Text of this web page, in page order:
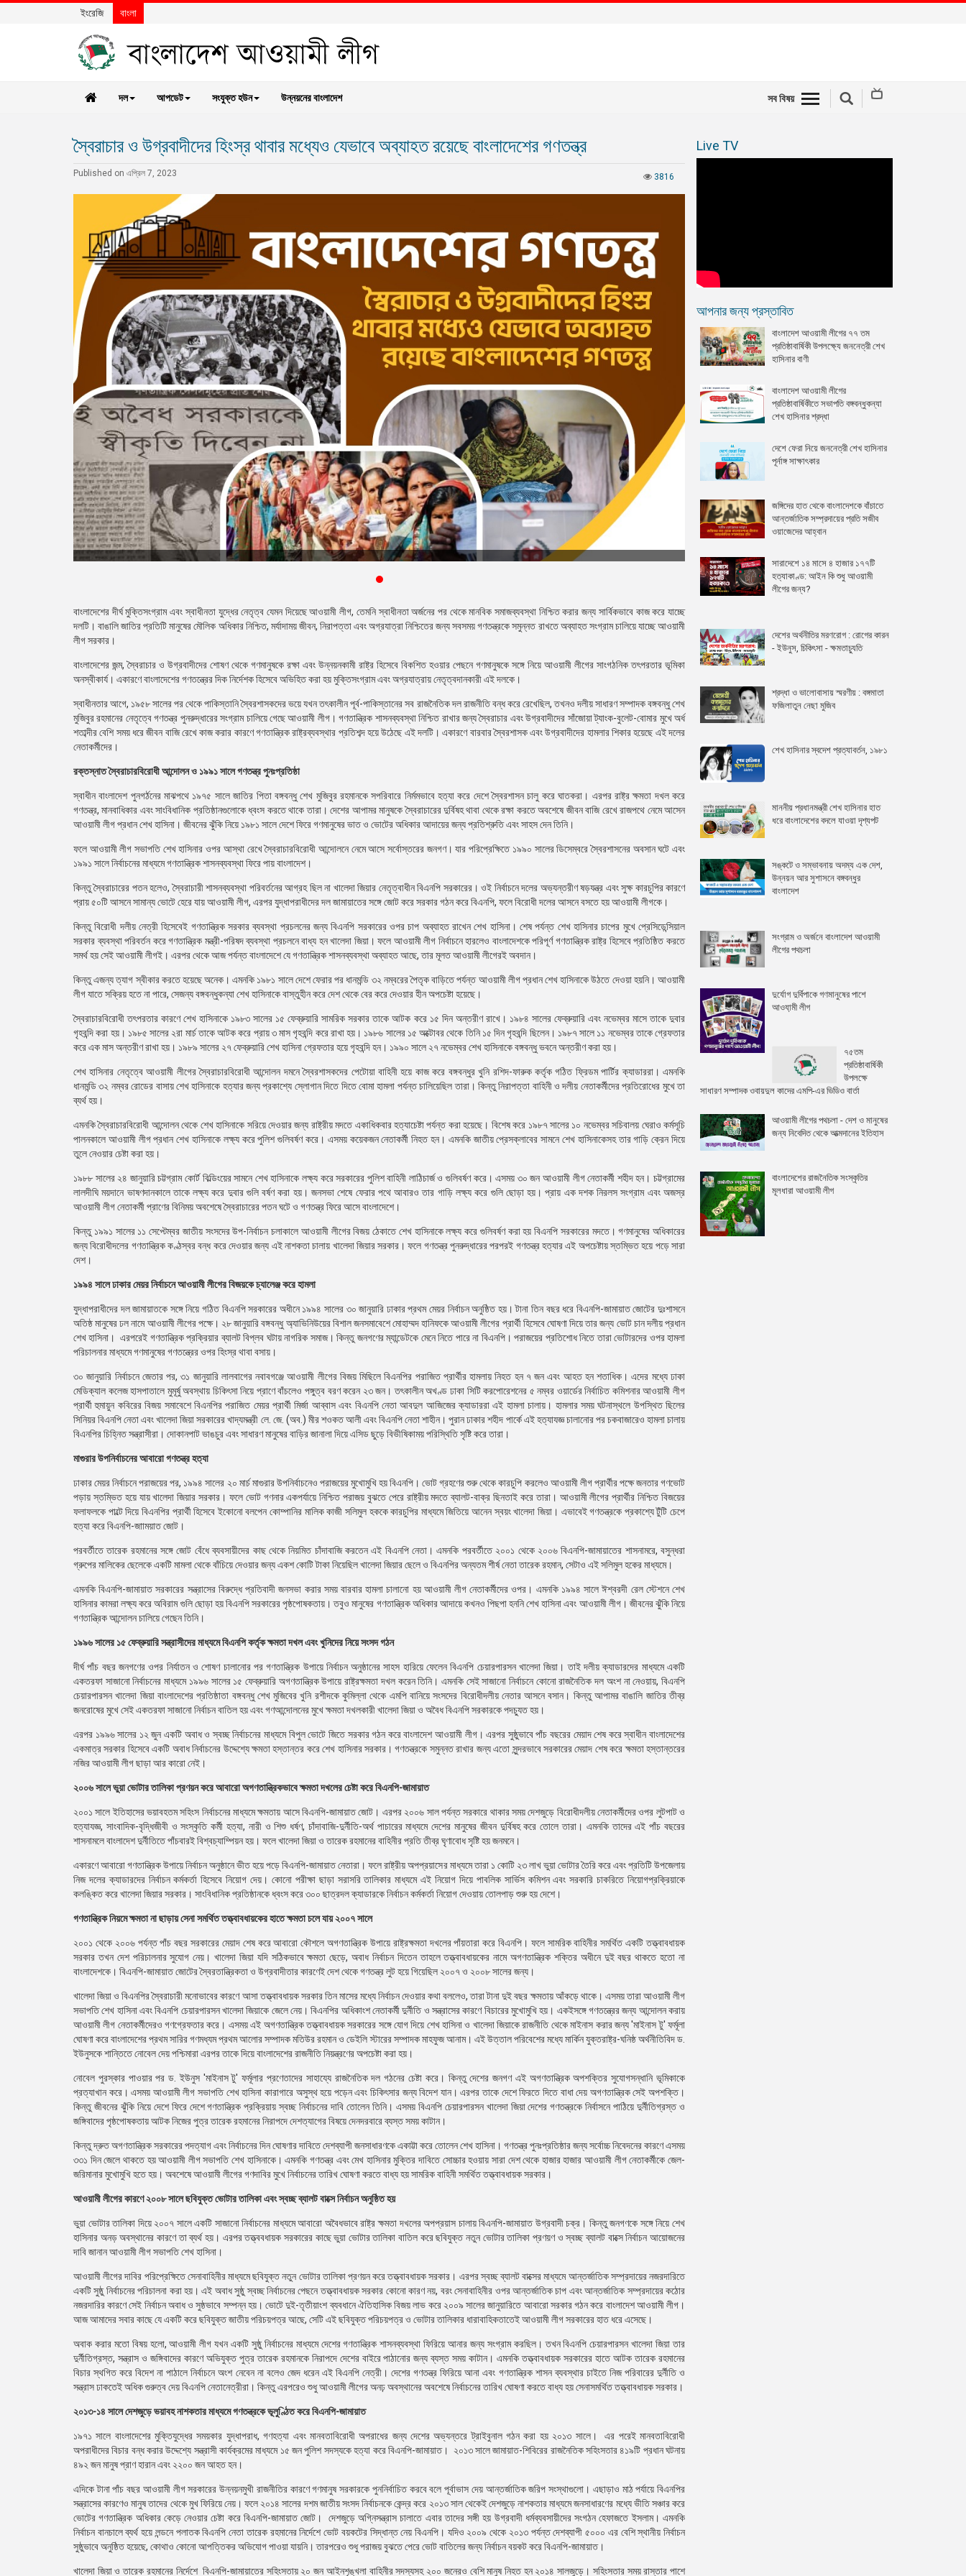
ইংরেজি বাংলা
দল আপডেট সংযুক্ত হউন উন্নয়নের বাংলাদেশ সব বিষয়
স্বৈরাচার ও উগ্রবাদীদের হিংস্র থাবার মধ্যেও যেভাবে অব্যাহত রয়েছে বাংলাদেশের গণতন্ত্র
3816
Published on এপ্রিল 7, 2023
বাংলাদেশের দীর্ঘ মুক্তিসংগ্রাম এবং স্বাধীনতা যুদ্ধের নেতৃত্ব যেমন দিয়েছে আওয়ামী লীগ, তেমনি স্বাধীনতা অর্জনের পর থেকে মানবিক সমাজব্যবস্থা নিশ্চিত করার জন্য সার্বিকভাবে কাজ করে যাচ্ছে
দলটি। বাঙালি জাতির প্রতিটি মানুষের মৌলিক অধিকার নিশ্চিত, মর্যাদাময় জীবন, নিরাপত্তা এবং অগ্রযাত্রা নিশ্চিতের জন্য সবসময় গণতন্ত্রকে সমুন্নত রাখতে অব্যাহত সংগ্রাম চালিয়ে যাচ্ছে আওয়ামী
লীগ সরকার।
বাংলাদেশের জন্ম, স্বৈরাচার ও উগ্রবাদীদের শোষণ থেকে গণমানুষকে রক্ষা এবং উন্নয়নকামী রাষ্ট্র হিসেবে বিকশিত হওয়ার পেছনে গণমানুষকে সঙ্গে নিয়ে আওয়ামী লীগের সাংগঠনিক তৎপরতার ভূমিকা
অনস্বীকার্য। একারণে বাংলাদেশের গণতন্ত্রের দিক নির্দেশক হিসেবে অভিহিত করা হয় মুক্তিসংগ্রাম এবং অগ্রযাত্রায় নেতৃত্বদানকারী এই দলকে।
স্বাধীনতার আগে, ১৯৫৮ সালের পর থেকে পাকিস্তানি স্বৈরশাসকদের ভয়ে যখন তৎকালীন পূর্ব-পাকিস্তানের সব রাজনৈতিক দল রাজনীতি বন্ধ করে রেখেছিল, তখনও দলীয় সাধারণ সম্পাদক বঙ্গবন্ধু শেখ
মুজিবুর রহমানের নেতৃত্বে গণতন্ত্র পুনরুদ্ধারের সংগ্রাম চালিয়ে গেছে আওয়ামী লীগ। গণতান্ত্রিক শাসনব্যবস্থা নিশ্চিত রাখার জন্য স্বৈরাচার এবং উগ্রবাদীদের সাঁজোয়া ট্যাংক-বুলেট-বোমার মুখে অর্ধ
শতাব্দীর বেশি সময় ধরে জীবন বাজি রেখে কাজ করার কারণে গণতান্ত্রিক রাষ্ট্রব্যবস্থার প্রতিশব্দ হয়ে উঠেছে এই দলটি। একারণে বারবার স্বৈরশাসক এবং উগ্রবাদীদের হামলার শিকার হয়েছে এই দলের
নেতাকর্মীদের।
রক্তস্নাত স্বৈরাচারবিরোধী আন্দোলন ও ১৯৯১ সালে গণতন্ত্র পুনঃপ্রতিষ্ঠা
স্বাধীন বাংলাদেশ পুনগর্ঠনের মাঝপথে ১৯৭৫ সালে জাতির পিতা বঙ্গবন্ধু শেখ মুজিবুর রহমানকে সপরিবারে নির্মমভাবে হত্যা করে দেশে স্বৈরশাসন চালু করে ঘাতকরা। এরপর রাষ্ট্র ক্ষমতা দখল করে
গণতন্ত্র, মানবাধিকার এবং সাংবিধানিক প্রতিষ্ঠানগুলোকে ধ্বংস করতে থাকে তারা। দেশের আপামর মানুষকে স্বৈরাচারের দুর্বিষহ থাবা থেকে রক্ষা করতে অবশেষে জীবন বাজি রেখে রাজপথে নেমে আসেন
আওয়ামী লীগ প্রধান শেখ হাসিনা। জীবনের ঝুঁকি নিয়ে ১৯৮১ সালে দেশে ফিরে গণমানুষের ভাত ও ভোটের অধিকার আদায়ের জন্য প্রতিশ্রুতি এবং সাহস দেন তিনি।
ফলে আওয়ামী লীগ সভাপতি শেখ হাসিনার ওপর আস্থা রেখে স্বৈরাচারবিরোধী আন্দোলনে নেমে আসে সর্বোস্তরের জনগণ। যার পরিপ্রেক্ষিতে ১৯৯০ সালের ডিসেম্বরে স্বৈরশাসনের অবসান ঘটে এবং
১৯৯১ সালে নির্বাচনের মাধ্যমে গণতান্ত্রিক শাসনব্যবস্থা ফিরে পায় বাংলাদেশ।
কিন্তু স্বৈরাচারের পতন হলেও, স্বৈরাচারী শাসনব্যবস্থা পরিবর্তনের আগ্রহ ছিল না খালেদা জিয়ার নেতৃত্বাধীন বিএনপি সরকারের। ওই নির্বাচনে দলের অভ্যন্তরীণ ষড়যন্ত্র এবং সুক্ষ কারচুপির কারণে
প্রায় ৫০টি আসনে সামান্য ভোটে হেরে যায় আওয়ামী লীগ, এরপর যুদ্ধাপরাধীদের দল জামায়াতের সঙ্গে জোট করে সরকার গঠন করে বিএনপি, ফলে বিরোধী দলের আসনে বসতে হয় আওয়ামী লীগকে।
কিন্তু বিরোধী দলীয় নেত্রী হিসেবেই গণতান্ত্রিক সরকার ব্যবস্থা প্রচলনের জন্য বিএনপি সরকারের ওপর চাপ অব্যাহত রাখেন শেখ হাসিনা। শেষ পর্যন্ত শেখ হাসিনার চাপের মুখে প্রেসিডেন্সিয়াল
সরকার ব্যবস্থা পরিবর্তন করে গণতান্ত্রিক মন্ত্রী-পরিষদ ব্যবস্থা প্রচলনে বাধ্য হন খালেদা জিয়া। ফলে আওয়ামী লীগ নির্বাচনে হারলেও বাংলাদেশকে পরিপূর্ণ গণতান্ত্রিক রাষ্ট্র হিসেবে প্রতিষ্ঠিত করতে
সমর্থ হয় সেই আওয়ামী লীগই। এরপর থেকে আজ পর্যন্ত বাংলাদেশে যে গণতান্ত্রিক শাসনব্যবস্থা অব্যাহত আছে, তার মূলত আওয়ামী লীগেরই অবদান।
কিন্তু এজন্য ত্যাগ স্বীকার করতে হয়েছে অনেক। এমনকি ১৯৮১ সালে দেশে ফেরার পর ধানমন্ডি ৩২ নম্বরের পৈতৃক বাড়িতে পর্যন্ত আওয়ামী লীগ প্রধান শেখ হাসিনাকে উঠতে দেওয়া হয়নি। আওয়ামী
লীগ যাতে সক্রিয় হতে না পারে, সেজন্য বঙ্গবন্ধুকন্যা শেখ হাসিনাকে বাস্তুহীন করে দেশ থেকে বের করে দেওয়ার হীন অপচেষ্টা হয়েছে।
স্বৈরাচারবিরোধী তৎপরতার কারণে শেখ হাসিনাকে ১৯৮৩ সালের ১৫ ফেব্রুয়ারি সামরিক সরকার তাকে আটক করে ১৫ দিন অন্তরীণ রাখে। ১৯৮৪ সালের ফেব্রুয়ারি এবং নভেম্বর মাসে তাকে দুবার
গৃহবন্দি করা হয়। ১৯৮৫ সালের ২রা মার্চ তাকে আটক করে প্রায় ৩ মাস গৃহবন্দি করে রাখা হয়। ১৯৮৬ সালের ১৫ অক্টোবর থেকে তিনি ১৫ দিন গৃহবন্দি ছিলেন। ১৯৮৭ সালে ১১ নভেম্বর তাকে গ্রেফতার
করে এক মাস অন্তরীণ রাখা হয়। ১৯৮৯ সালের ২৭ ফেব্রুয়ারি শেখ হাসিনা গ্রেফতার হয়ে গৃহবন্দি হন। ১৯৯০ সালে ২৭ নভেম্বর শেখ হাসিনাকে বঙ্গবন্ধু ভবনে অন্তরীণ করা হয়।
শেখ হাসিনার নেতৃত্বে আওয়ামী লীগের স্বৈরাচারবিরোধী আন্দোলন দমনে স্বৈরশাসকদের পেটোয়া বাহিনী হয়ে কাজ করে বঙ্গবন্ধুর খুনি রশিদ-ফারুক কর্তৃক গঠিত ফ্রিডম পার্টির ক্যাডাররা। এমনকি
ধানমন্ডি ৩২ নম্বর রোডের বাসায় শেখ হাসিনাকে হত্যার জন্য প্রকাশ্যে স্লোগান দিতে দিতে বোমা হামলা পর্যন্ত চালিয়েছিল তারা। কিন্তু নিরাপত্তা বাহিনী ও দলীয় নেতাকর্মীদের প্রতিরোধের মুখে তা
ব্যর্থ হয়।
এমনকি স্বৈরাচারবিরোধী আন্দোলন থেকে শেখ হাসিনাকে সরিয়ে দেওয়ার জন্য রাষ্ট্রীয় মদতে একাধিকবার হত্যাচেষ্টা পর্যন্ত করা হয়েছে। বিশেষ করে ১৯৮৭ সালের ১০ নভেম্বর সচিবালয় ঘেরাও কর্মসূচি
পালনকালে আওয়ামী লীগ প্রধান শেখ হাসিনাকে লক্ষ্য করে পুলিশ গুলিবর্ষণ করে। এসময় কয়েকজন নেতাকর্মী নিহত হন। এমনকি জাতীয় প্রেসক্লাবের সামনে শেখ হাসিনাকেসহ তার গাড়ি ক্রেন দিয়ে
তুলে নেওয়ার চেষ্টা করা হয়।
১৯৮৮ সালের ২৪ জানুয়ারি চট্টগ্রাম কোর্ট বিল্ডিংয়ের সামনে শেখ হাসিনাকে লক্ষ্য করে সরকারের পুলিশ বাহিনী লাঠিচার্জ ও গুলিবর্ষণ করে। এসময় ৩০ জন আওয়ামী লীগ নেতাকর্মী শহীদ হন। চট্টগ্রামের
লালদীঘি ময়দানে ভাষণদানকালে তাকে লক্ষ্য করে দুবার গুলি বর্ষণ করা হয়। জনসভা শেষে ফেরার পথে আবারও তার গাড়ি লক্ষ্য করে গুলি ছোড়া হয়। প্রায় এক দশক নিরলস সংগ্রাম এবং অজস্র
আওয়ামী লীগ নেতাকর্মী প্রাণের বিনিময় অবশেষে স্বৈরাচারের পতন ঘটে ও গণতন্ত্র ফিরে আসে বাংলাদেশে।
কিন্তু ১৯৯১ সালের ১১ সেপ্টেম্বর জাতীয় সংসদের উপ-নির্বাচন চলাকালে আওয়ামী লীগের বিজয় ঠেকাতে শেখ হাসিনাকে লক্ষ্য করে গুলিবর্ষণ করা হয় বিএনপি সরকারের মদতে। গণমানুষের অধিকারের
জন্য বিরোধীদলের গণতান্ত্রিক কণ্ঠস্বর বন্ধ করে দেওয়ার জন্য এই নাশকতা চালায় খালেদা জিয়ার সরকার। ফলে গণতন্ত্র পুনরুদ্ধারের পরপরই গণতন্ত্র হত্যার এই অপচেষ্টায় স্তম্ভিত হয়ে পড়ে সারা
দেশ।
১৯৯৪ সালে ঢাকার মেয়র নির্বাচনে আওয়ামী লীগের বিজয়কে চ্যালেঞ্জ করে হামলা
যুদ্ধাপরাধীদের দল জামায়াতকে সঙ্গে নিয়ে গঠিত বিএনপি সরকারের অধীনে ১৯৯৪ সালের ৩০ জানুয়ারি ঢাকার প্রথম মেয়র নির্বাচন অনুষ্ঠিত হয়। টানা তিন বছর ধরে বিএনপি-জামায়াত জোটের দুঃশাসনে
অতিষ্ঠ মানুষের ঢল নামে আওয়ামী লীগের পক্ষে। ২৮ জানুয়ারি বঙ্গবন্ধু অ্যাভিনিউয়ের বিশাল জনসমাবেশে মোহাম্মদ হানিফকে আওয়ামী লীগের প্রার্থী হিসেবে ঘোষণা দিয়ে তার জন্য ভোট চান দলীয় প্রধান
শেখ হাসিনা। এরপরেই গণতান্ত্রিক প্রক্রিয়ার ব্যালট বিপ্লব ঘটায় নাগরিক সমাজ। কিন্তু জনগণের ম্যান্ডেটকে মেনে নিতে পারে না বিএনপি। পরাজয়ের প্রতিশোধ নিতে তারা ভোটারদের ওপর হামলা
পরিচালনার মাধ্যমে গণমানুষের গণতন্ত্রের ওপর হিংস্র থাবা বসায়।
৩০ জানুয়ারি নির্বাচনে জেতার পর, ৩১ জানুয়ারি লালবাগের নবাবগঞ্জে আওয়ামী লীগের বিজয় মিছিলে বিএনপির পরাজিত প্রার্থীর হামলায় নিহত হন ৭ জন এবং আহত হন শতাধিক। এদের মধ্যে ঢাকা
মেডিক্যাল কলেজ হাসপাতালে মুমূর্ষু অবস্থায় চিকিৎসা নিয়ে প্রাণে বাঁচলেও পঙ্গুত্ব বরণ করেন ২৩ জন। তৎকালীন অখণ্ড ঢাকা সিটি করপোরেশনের ৫ নম্বর ওয়ার্ডের নির্বাচিত কমিশনার আওয়ামী লীগ
প্রার্থী হুমায়ুন কবিরের বিজয় সমাবেশে বিএনপির পরাজিত মেয়র প্রার্থী মির্জা আব্বাস এবং বিএনপি নেতা আবদুল আজিজের ক্যাডাররা এই হামলা চালায়। হামলার সময় ঘটনাস্থলে উপস্থিত ছিলের
সিনিয়র বিএনপি নেতা এবং খালেদা জিয়া সরকারের খাদ্যমন্ত্রী লে. জে. (অব.) মীর শওকত আলী এবং বিএনপি নেতা শাহীন। পুরান ঢাকার শহীদ পার্কে এই হত্যাযজ্ঞ চালানোর পর চকবাজারেও হামলা চালায়
বিএনপির চিহ্নিত সন্ত্রাসীরা। দোকানপাট ভাঙচুর এবং সাধারণ মানুষের বাড়ির জানালা দিয়ে এসিড ছুড়ে বিভীষিকাময় পরিস্থিতি সৃষ্টি করে তারা।
মাগুরার উপনির্বাচনের আবারো গণতন্ত্র হত্যা
ঢাকার মেয়র নির্বাচনে পরাজয়ের পর, ১৯৯৪ সালের ২০ মার্চ মাগুরার উপনির্বাচনেও পরাজয়ের মুখোমুখি হয় বিএনপি। ভোট গ্রহণের শুরু থেকে কারচুপি করলেও আওয়ামী লীগ প্রার্থীর পক্ষে জনতার গণভোট
পড়ায় স্তম্ভিত হয়ে যায় খালেদা জিয়ার সরকার। ফলে ভোট গণনার একপর্যায়ে নিশ্চিত পরাজয় বুঝতে পেরে রাষ্ট্রীয় মদতে ব্যালট-বাক্র ছিনতাই করে তারা। আওয়ামী লীগের প্রার্থীর নিশ্চিত বিজয়ের
ফলাফলকে পাল্টে দিয়ে বিএনপির প্রার্থী হিসেবে ইকোনো বলপেন কোম্পানির মালিক কাজী সলিমুল হককে কারচুপির মাধ্যমে জিতিয়ে আনেন স্বয়ং খালেদা জিয়া। এভাবেই গণতন্ত্রকে প্রকাশ্যে টুঁটি চেপে
হত্যা করে বিএনপি-জাাময়াত জোট।
পরবর্তীতে তারেক রহমানের সঙ্গে জোট বেঁধে ব্যবসায়ীদের কাছ থেকে নিয়মিত চাঁদাবাজি করতেন এই বিএনপি নেতা। এমনকি পরবর্তীতে ২০০১ থেকে ২০০৬ বিএনপি-জামায়াতের শাসনামরে, বসুন্ধরা
গ্রুপের মালিকের ছেলেকে একটি মামলা থেকে বাঁচিয়ে দেওয়ার জন্য একশ কোটি টাকা নিয়েছিল খালেদা জিয়ার ছেলে ও বিএনপির অন্যতম শীর্ষ নেতা তারেক রহমান, সেটাও এই সলিমুল হকের মাধ্যমে।
এমনকি বিএনপি-জামায়াত সরকারের সন্ত্রাসের বিরুদ্ধে প্রতিবাদী জনসভা করার সময় বারবার হামলা চালানো হয় আওয়ামী লীগ নেতাকর্মীদের ওপর। এমনকি ১৯৯৪ সালে ঈশ্বরদী রেল স্টেশনে শেখ
হাসিনার কামরা লক্ষ্য করে অবিরাম গুলি ছোড়া হয় বিএনপি সরকারের পৃষ্ঠপোষকতায়। তবুও মানুষের গণতান্ত্রিক অধিকার আদায়ে কখনও পিছপা হননি শেখ হাসিনা এবং আওয়ামী লীগ। জীবনের ঝুঁকি নিয়ে
গণতান্ত্রিক আন্দোলন চালিয়ে গেছেন তিনি।
১৯৯৬ সালের ১৫ ফেব্রুয়ারি সন্ত্রাসীদের মাধ্যমে বিএনপি কর্তৃক ক্ষমতা দখল এবং খুনিদের নিয়ে সংসদ গঠন
দীর্ঘ পাঁচ বছর জনগণের ওপর নির্যাতন ও শোষণ চালানোর পর গণতান্ত্রিক উপায়ে নির্বাচন অনুষ্ঠানের সাহস হারিয়ে ফেলেন বিএনপি চেয়ারপারসন খালেদা জিয়া। তাই দলীয় ক্যাডারদের মাধ্যমে একটি
একতরফা সাজানো নির্বাচনের মাধ্যমে ১৯৯৬ সালের ১৫ ফেব্রুয়ারি অগণতান্ত্রিক উপায়ে রাষ্ট্রক্ষমতা দখল করেন তিনি। এমনকি সেই সাজানো নির্বাচনে কোনো রাজনৈতিক দল অংশ না নেওয়ায়, বিএনপি
চেয়ারপারসন খালেদা জিয়া বাংলাদেশের প্রতিষ্ঠাতা বঙ্গবন্ধু শেখ মুজিবের খুনি রশীদকে কুমিল্লা থেকে এমপি বানিয়ে সংসদের বিরোধীদলীয় নেতার আসনে বসান। কিন্তু আপামর বাঙালি জাতির তীব্র
জনরোষের মুখে সেই একতরফা সাজানো নির্বাচন বাতিল হয় এবং গণআন্দোলনের মুখে ক্ষমতা দখলকারী খালেদা জিয়া ও অবৈধ বিএনপি সরকারকে পদচ্যুত হয়।
এরপর ১৯৯৬ সালের ১২ জুন একটি অবাধ ও স্বচ্ছ নির্বাচনের মাধ্যমে বিপুল ভোটে জিতে সরকার গঠন করে বাংলাদেশ আওয়ামী লীগ। এরপর সুষ্ঠুভাবে পাঁচ বছরের মেয়াদ শেষ করে স্বাধীন বাংলাদেশের
একমাত্র সরকার হিসেবে একটি অবাধ নির্বাচনের উদ্দেশ্যে ক্ষমতা হস্তান্তর করে শেখ হাসিনার সরকার। গণতন্ত্রকে সমুন্নত রাখার জন্য এতো সুন্দরভাবে সরকারের মেয়াদ শেষ করে ক্ষমতা হস্তান্তরের
নজির আওয়ামী লীগ ছাড়া আর কারো নেই।
২০০৬ সালে ভুয়া ভোটার তালিকা প্রণয়ন করে আবারো অগণতান্ত্রিকভাবে ক্ষমতা দখলের চেষ্টা করে বিএনপি-জামায়াত
২০০১ সালে ইতিহাসের ভয়াবহতম সহিংস নির্বাচনের মাধ্যমে ক্ষমতায় আসে বিএনপি-জামায়াত জোট। এরপর ২০০৬ সাল পর্যন্ত সরকারে থাকার সময় দেশজুড়ে বিরোধীদলীয় নেতাকর্মীদের ওপর লুটপাট ও
হত্যাযজ্ঞ, সাংবাদিক-বৃদ্ধিজীবী ও সংস্কৃতি কর্মী হত্যা, নারী ও শিশু ধর্ষণ, চাঁদাবাজি-দুর্নীতি-অর্থ পাচারের মাধ্যমে দেশের মানুষের জীবন দুর্বিষহ করে তোলে তারা। এমনকি তাদের এই পাঁচ বছরের
শাসনামলে বাংলাদেশ দুর্নীতিতে পাঁচবারই বিশ্বচ্যাম্পিয়ন হয়। ফলে খালেদা জিয়া ও তারেক রহমানের বাহিনীর প্রতি তীব্র ঘৃণাবোধ সৃষ্টি হয় জনমনে।
একারণে আবারো গণতান্ত্রিক উপায়ে নির্বাচন অনুষ্ঠানে ভীত হয়ে পড়ে বিএনপি-জামায়াত নেতারা। ফলে রাষ্ট্রীয় অপপ্রয়াসের মাধ্যমে তারা ১ কোটি ২৩ লাখ ভুয়া ভোটার তৈরি করে এবং প্রতিটি উপজেলায়
নিজ দলের ক্যাডারদের নির্বাচন কর্মকর্তা হিসেবে নিয়োগ দেয়। কোনো পরীক্ষা ছাড়া সরাসরি তালিকার মাধ্যমে এই নিয়োগ দিয়ে পাবলিক সার্ভিস কমিশন এবং সরকারি চাকরিতে নিয়োগপ্রক্রিয়াকে
কলঙ্কিত করে খালেদা জিয়ার সরকার। সাংবিধানিক প্রতিষ্ঠানকে ধ্বংস করে ৩০০ ছাত্রদল ক্যাডারকে নির্বাচন কর্মকর্তা নিয়োগ দেওয়ায় তোলপাড় শুরু হয় দেশে।
গণতান্ত্রিক নিয়মে ক্ষমতা না ছাড়ায় সেনা সমর্থিত তত্ত্বাবধায়কের হাতে ক্ষমতা চলে যায় ২০০৭ সালে
২০০১ থেকে ২০০৬ পর্যন্ত পাঁচ বছর সরকারের মেয়াদ শেষ করে আবারো কৌশলে অগণতান্ত্রিক উপায়ে রাষ্ট্রক্ষমতা দখলের পাঁয়তারা করে বিএনপি। ফলে সামরিক বাহিনীর সমর্থিত একটি তত্ত্বাবধায়ক
সরকার তখন দেশ পরিচালনার সুযোগ নেয়। খালেদা জিয়া যদি সঠিকভাবে ক্ষমতা ছেড়ে, অবাধ নির্বাচন দিতেন তাহলে তত্ত্বাবধায়কের নামে অগণতান্ত্রিক শক্তির অধীনে দুই বছর থাকতে হতো না
বাংলাদেশকে। বিএনপি-জামায়াত জোটের স্বৈরতান্ত্রিকতা ও উগ্রবাদীতার কারণেই দেশ থেকে গণতন্ত্র লুট হয়ে গিয়েছিল ২০০৭ ও ২০০৮ সালের জন্য।
খালেদা জিয়া ও বিএনপির স্বৈরাচারী মনোভাবের কারণে আসা তত্ত্বাবধায়ক সরকার তিন মাসের মধ্যে নির্বাচন দেওয়ার কথা বললেও, তারা টানা দুই বছর ক্ষমতায় আঁকড়ে থাকে। এসময় তারা আওয়ামী লীগ
সভাপতি শেখ হাসিনা এবং বিএনপি চেয়ারপারসন খালেদা জিয়াকে জেলে নেয়। বিএনপির অধিকাংশ নেতাকর্মী দুর্নীতি ও সন্ত্রাসের কারণে বিচারের মুখোমুখি হয়। একইসঙ্গে গণতন্ত্রের জন্য আন্দোলন করায়
আওয়ামী লীগ নেতাকর্মীদেরও গণগ্রেফতার করে। এসময় এই অগণতান্ত্রিক তত্ত্বাবধায়ক সরকারের সঙ্গে যোগ দিয়ে শেখ হাসিনা ও খালেদা জিয়াকে রাজনীতি থেকে মাইনাস করার জন্য 'মাইনাস টু' ফর্মূলা
ঘোষণা করে বাংলাদেশের প্রথম সারির গণমধ্যম প্রথম আলোর সম্পাদক মতিউর রহমান ও ডেইলি স্টারের সম্পাদক মাহফুজ আনাম। এই উত্তাল পরিবেশের মধ্যে মার্কিন যুক্তরাষ্ট্র-ঘনিষ্ঠ অর্থনীতিবিদ ড.
ইউনুসকে শান্তিতে নোবেল দেয় পশ্চিমারা এরপর তাকে দিয়ে বাংলাদেশের রাজনীতি নিয়ন্ত্রণের অপচেষ্টা করা হয়।
নোবেল পুরস্কার পাওয়ার পর ড. ইউনুস 'মাইনাস টু' ফর্মূলার প্রণেতাদের সাহায্যে রাজনৈতিক দল গঠনের চেষ্টা করে। কিন্তু দেশের জনগণ এই অগণতান্ত্রিক অপশক্তির সুযোগসন্ধানি ভূমিকাকে
প্রত্যাখান করে। এসময় আওয়ামী লীগ সভাপতি শেখ হাসিনা কারাগারে অসুস্থ হয়ে পড়েন এবং চিকিৎসার জন্য বিদেশ যান। এরপর তাকে দেশে ফিরতে দিতে বাধা দেয় অগণতান্ত্রিক সেই অপশক্তি।
কিন্তু জীবনের ঝুঁকি নিয়ে দেশে ফিরে দেশে গণতান্ত্রিক প্রক্রিয়ায় স্বচ্ছ নির্বাচনের দাবি তোলেন তিনি। এসময় বিএনপি চেয়ারপারসন খালেদা জিয়া দেশের গণতন্ত্রকে নির্বাসনে পাঠিয়ে দুর্নীতিগ্রস্ত ও
জঙ্গিবাদের পৃষ্ঠপোষকতায় আটক নিজের পুত্র তারেক রহমানের নিরাপদে দেশত্যাগের বিষয়ে দেনদরবারে ব্যস্ত সময় কাটান।
কিন্তু দ্রুত অগণতান্ত্রিক সরকারের পদত্যাগ এবং নির্বাচনের দিন ঘোষণার দাবিতে দেশব্যাপী জনসাধারণকে একাট্টা করে তোলেন শেখ হাসিনা। গণতন্ত্র পুনঃপ্রতিষ্ঠার জন্য সর্বোচ্চ নিবেদনের কারণে এসময়
৩৩১ দিন জেলে থাকতে হয় আওয়ামী লীগ সভাপতি শেখ হাসিনাকে। এমনকি গণতন্ত্র এবং মেখ হাসিনার মুক্তির দাবিতে সোচ্চার হওয়ায় সারা দেশ থেকে হাজার হাজার আওয়ামী লীগ নেতাকর্মীকে জেল-
জরিমানার মুখোমুখি হতে হয়। অবশেষে আওয়ামী লীগের গণদাবির মুখে নির্বাচনের তারিখ ঘোষণা করতে বাধ্য হয় সামরিক বাহিনী সমর্থিত তত্ত্বাবধায়ক সরকার।
আওয়ামী লীগের কারণে ২০০৮ সালে ছবিযুক্ত ভোটার তালিকা এবং স্বচ্ছ ব্যালট বাক্সে নির্বাচন অনুষ্ঠিত হয়
ভুয়া ভোটার তালিকা দিয়ে ২০০৭ সালে একটি সাজানো নির্বাচনের মাধ্যমে আবারো অবৈধভাবে রাষ্ট্র ক্ষমতা দখলের অপপ্রয়াস চালায় বিএনপি-জামায়াত উগ্রবাদী চক্র। কিন্তু জনগণকে সঙ্গে নিয়ে শেখ
হাসিনার অনড় অবস্থানের কারণে তা ব্যর্থ হয়। এরপর তত্ত্ববধায়ক সরকারের কাছে ভুয়া ভোটার তালিকা বাতিল করে ছবিযুক্ত নতুন ভোটার তালিকা প্রণয়ণ ও স্বচ্ছ ব্যালট বাক্সে নির্বাচন আয়োজনের
দাবি জানান আওয়ামী লীগ সভাপতি শেখ হাসিনা।
আওয়ামী লীগের দাবির পরিপ্রেক্ষিতে সেনাবাহিনীর মাধ্যমে ছবিযুক্ত নতুন ভোটার তালিকা প্রণয়ন করে তত্ত্বাবধায়ক সরকার। এরপর স্বচ্ছ ব্যালট বাক্সের মাধ্যমে আন্তর্জাতিক সম্প্রদায়ের নজরদারিতে
একটি সুষ্ঠু নির্বাচনের পরিচালনা করা হয়। এই অবাধ সুষ্ঠু স্বচ্ছ নির্বাচনের পেছনে তত্ত্বাবধায়ক সরকার কোনো কারণ নয়, বরং সেনাবাহিনীর ওপর আন্তর্জাতিক চাপ এবং আন্তর্জাতিক সম্প্রদায়ের কঠোর
নজরদারির কারণে সেই নির্বাচন অবাধ ও সুষ্ঠভাবে সম্পন্ন হয়। ভোটে দুই-তৃতীয়াংশ ব্যবধানে ঐতিহাসিক বিজয় লাভ করে ২০০৯ সালের জানুয়ারিতে আবারো সরকার গঠন করে বাংলাদেশ আওয়ামী লীগ।
আজ আমাদের সবার কাছে যে একটি করে ছবিযুক্ত জাতীয় পরিচয়পত্র আছে, সেটি এই ছবিযুক্ত পরিচয়পত্র ও ভোটার তালিকার ধারাবাহিকতাতেই আওয়ামী লীগ সরকারের হাত ধরে এসেছে।
অবাক করার মতো বিষয় হলো, আওয়ামী লীগ যখন একটি সুষ্ঠু নির্বাচনের মাধ্যমে দেশের গণতান্ত্রিক শাসনব্যবস্থা ফিরিয়ে আনার জন্য সংগ্রাম করছিল। তখন বিএনপি চেয়ারপারসন খালেদা জিয়া তার
দুর্নীতিগ্রস্ত, সন্ত্রাস ও জঙ্গিবাদের কারণে অভিযুক্ত পুত্র তারেক রহমানকে নিরাপদে দেশের বাইরে পাঠানোর জন্য ব্যস্ত সময় কাটান। এমনকি তত্ত্বাবধায়ক সরকারের হাতে আটক তারেক রহমানের
বিচার স্থগিত করে বিদেশ না পাঠালে নির্বাচনে অংশ নেবেন না বলেও জেদ ধরেন এই বিএনপি নেত্রী। দেশের গণতন্ত্র ফিরিয়ে আনা এবং গণতান্ত্রিক শাসন ব্যবস্থার চাইতে নিজ পরিবারের দুর্নীতি ও
সন্ত্রাস ঢাকতেই অধিক গুরুত্ব দেয় বিএনপি নেতানেত্রীরা। কিন্তু এরপরেও শুধু আওয়ামী লীগের অনঢ় অবস্থানের অবশেষে নির্বাচনের তারিখ ঘোষণা করতে বাধ্য হয় সেনাসমর্থিত তত্ত্বাবধায়ক সরকার।
২০১৩-১৪ সালে দেশজুড়ে ভয়াবহ নাশকতার মাধ্যমে গণতন্ত্রকে ভূলুণ্ঠিত করে বিএনপি-জামায়াত
১৯৭১ সালে বাংলাদেশের মুক্তিযুদ্ধের সময়কার যুদ্ধাপরাধ, গণহত্যা এবং মানবতাবিরোধী অপরাধের জন্য দেশের অভ্যন্তরে ট্রাইবুনাল গঠন করা হয় ২০১৩ সালে। এর পরেই মানবতাবিরোধী
অপরাধীদের বিচার বন্ধ করার উদ্দেশ্যে সন্ত্রাসী কার্যক্রমের মাধ্যমে ১৫ জন পুলিশ সদস্যকে হত্যা করে বিএনপি-জামায়াত। ২০১৩ সালে জামায়াত-শিবিরের রাজনৈতিক সহিংসতার ৪১৯টি প্রধান ঘটনায়
৪৯২ জন মানুষ প্রাণ হারান এবং ২২০০ জন আহত হন।
এদিকে টানা পাঁচ বছর আওয়ামী লীগ সরকারের উন্নয়নমুখী রাজনীতির কারণে গণমানুষ সরকারকে পুননির্বাচিত করবে বলে পূর্বাভাস দেয় আন্তর্জাতিক জরিপ সংস্থাগুলো। এছাড়াও মাঠ পর্যায়ে বিএনপির
সন্ত্রাসের কারণেও মানুষ তাদের থেকে মুখ ফিরিয়ে নেয়। ফলে ২০১৪ সালের দশম জাতীয় সংসদ নির্বাচনকে কেন্দ্র করে ২০১৩ সাল থেকেই দেশজুড়ে নাশকতার মাধ্যমে জনসাধারণের মধ্যে ভীতি সঞ্চার করে
ভোটের গণতান্ত্রিক অধিকার কেড়ে নেওয়ার চেষ্টা করে বিএনপি-জামায়াত জোট। দেশজুড়ে অগ্নিসন্ত্রাস চালাতে এবার তাদের সঙ্গী হয় উগ্রবাদী ধর্মব্যবসায়ীদের সংগঠন হেফাজতে ইসলাম। এমনকি
নির্বাচন বানচালে ব্যর্থ হয়ে লন্ডনে পলাতক বিএনপি নেতা তারেক রহমানের নির্দেশে ভোট বয়কটের সিদ্ধান্ত নেয় বিএনপি। যদিও ২০০৯ থেকে ২০১৩ পর্যন্ত দেশব্যাপী ৫০০০ এর বেশি স্থানীয় নির্বাচন
সুষ্ঠুভাবে অনুষ্ঠিত হয়েছে, কোথাও কোনো আপত্তিকর অভিযোগ পাওয়া যায়নি। তারপরেও শুধু পরাজয় বুঝতে পেরে ভোট বাতিলের জন্য নির্বাচন বয়কট করে বিএনপি-জামায়াত।
খালেদা জিয়া ও তারেক রহমানের নির্দেশে বিএনপি-জামায়াতের সহিংসতায় ২০ জন আইনশৃঙ্খলা বাহিনীর সদস্যসহ ২০০ জনেরও বেশি মানুষ নিহত হন ২০১৪ সালজুড়ে। সহিংসতার সময় রাস্তার পাশে
Live TV
আপনার জন্য প্রস্তাবিত
বাংলাদেশ আওয়ামী লীগের ৭৭ তম
প্রতিষ্ঠাবার্ষিকী উপলক্ষ্যে জননেত্রী শেখ
হাসিনার বাণী
বাংলাদেশ আওয়ামী লীগের
প্রতিষ্ঠাবার্ষিকীতে সভাপতি বঙ্গবন্ধুকন্যা
শেখ হাসিনার শ্রদ্ধা
দেশে ফেরা নিয়ে জননেত্রী শেখ হাসিনার
পূর্নাঙ্গ সাক্ষাৎকার
জঙ্গিদের হাত থেকে বাংলাদেশকে বাঁচাতে
আন্তর্জাতিক সম্প্রদায়ের প্রতি সজীব
ওয়াজেদের আহ্বান
সারাদেশে ১৪ মাসে ৪ হাজার ১৭৭টি
হত্যাকাণ্ড: আইন কি শুধু আওয়ামী
লীগের জন্য?
দেশের অর্থনীতির মরণরোগ : রোগের কারন
- ইউনুস, চিকিৎসা - ক্ষমতাচ্যুতি
শ্রদ্ধা ও ভালোবাসায় স্মরণীয় : বঙ্গমাতা
ফজিলাতুন নেছা মুজিব
শেখ হাসিনার স্বদেশ প্রত্যাবর্তন, ১৯৮১
মাননীয় প্রধানমন্ত্রী শেখ হাসিনার হাত
ধরে বাংলাদেশের বদলে যাওয়া দৃশ্যপট
সঙ্কটে ও সম্ভাবনায় অদম্য এক দেশ,
উন্নয়ন আর সুশাসনে বঙ্গবন্ধুর
বাংলাদেশ
সংগ্রাম ও অর্জনে বাংলাদেশ আওয়ামী
লীগের পথচলা
দুর্যোগ দুর্বিপাকে গণমানুষের পাশে
আওযা়মী লীগ
৭৫তম
প্রতিষ্ঠাবার্ষিকী
উপলক্ষে
সাধারণ সম্পাদক ওবায়দুল কাদের এমপি-এর ভিডিও বার্তা
আওয়ামী লীগের পথচলা - দেশ ও মানুষের
জন্য নিবেদিত থেকে আত্মদানের ইতিহাস
বাংলাদেশের রাজনৈতিক সংস্কৃতির
মূলধারা আওয়ামী লীগ